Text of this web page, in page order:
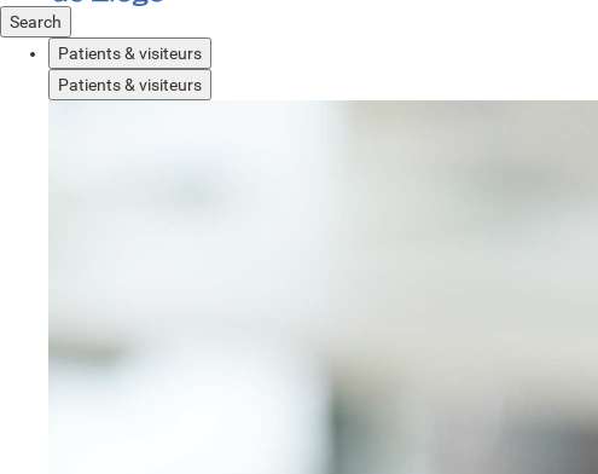
Search
Patients & visiteurs
Patients & visiteurs